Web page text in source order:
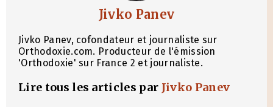
Jivko Panev
Jivko Panev, cofondateur et journaliste sur
Orthodoxie.com. Producteur de l'émission
'Orthodoxie' sur France 2 et journaliste.
Lire tous les articles par Jivko Panev